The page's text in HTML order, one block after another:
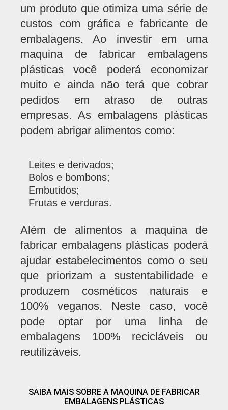
um produto que otimiza uma série de
custos com gráfica e fabricante de
embalagens. Ao investir em uma
maquina de fabricar embalagens
plásticas você poderá economizar
muito e ainda não terá que cobrar
pedidos em atraso de outras
empresas. As embalagens plásticas
podem abrigar alimentos como:
Leites e derivados;
Bolos e bombons;
Embutidos;
Frutas e verduras.
Além de alimentos a maquina de
fabricar embalagens plásticas poderá
ajudar estabelecimentos como o seu
que priorizam a sustentabilidade e
produzem cosméticos naturais e
100% veganos. Neste caso, você
pode optar por uma linha de
embalagens 100% recicláveis ou
reutilizáveis.
SAIBA MAIS SOBRE A MAQUINA DE FABRICAR
EMBALAGENS PLÁSTICAS